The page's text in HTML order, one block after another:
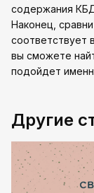
содержания
Наконец,
соответствует
вы сможете
подойдет
Другие